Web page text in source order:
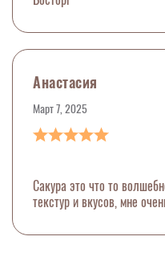
Анастасия
Март 7, 2025
Сакура это что то
текстур и вкусов, мне